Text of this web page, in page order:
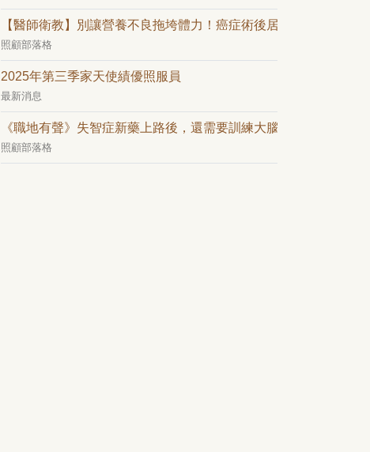
【醫師衛教】別讓營養不良拖垮體力！癌症術後居家飲食攻略
照顧部落格
2025年第三季家天使績優照服員
最新消息
《職地有聲》失智症新藥上路後，還需要訓練大腦嗎？——從日
照顧部落格